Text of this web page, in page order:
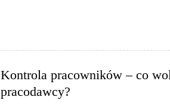
Kontrola pracowników – co
pracodawcy?